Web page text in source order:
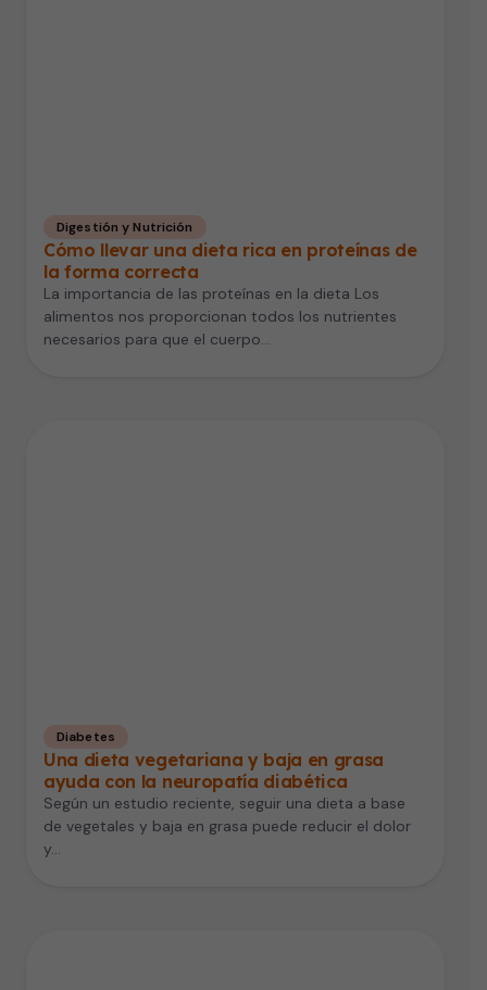
Digestión y Nutrición
Cómo llevar una dieta rica en proteínas de
la forma correcta
La importancia de las proteínas en la dieta Los
alimentos nos proporcionan todos los nutrientes
necesarios para que el cuerpo…
Diabetes
Una dieta vegetariana y baja en grasa
ayuda con la neuropatía diabética
Según un estudio reciente, seguir una dieta a base
de vegetales y baja en grasa puede reducir el dolor
y…